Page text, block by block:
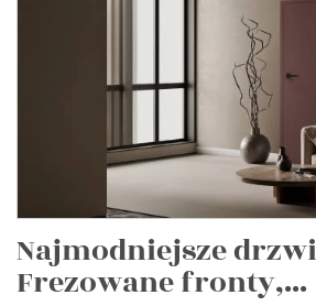
Najmodniejsze
Frezowane fronty,...